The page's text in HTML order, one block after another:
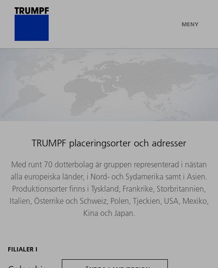
MENY
TRUMPF placeringsorter och adresser
Med runt 70 dotterbolag är gruppen representerad i nästan
alla europeiska länder, i Nord- och Sydamerika samt i Asien.
Produktionsorter finns i Tyskland, Frankrike, Storbritannien,
Italien, Österrike och Schweiz, Polen, Tjeckien, USA, Mexiko,
Kina och Japan.
FILIALER I